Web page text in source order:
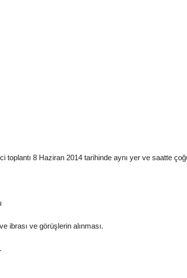
toplantı 8 Haziran 2014 tarihinde aynı yer ve saatte
ibrası ve görüşlerin alınması.